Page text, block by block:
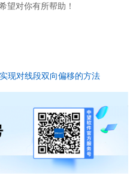
望对你有所帮助！
现对线段双向偏移的方法